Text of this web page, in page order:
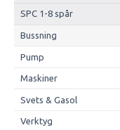
SPC 1-8 spår
Bussning
Pump
Maskiner
Svets & Gasol
Verktyg